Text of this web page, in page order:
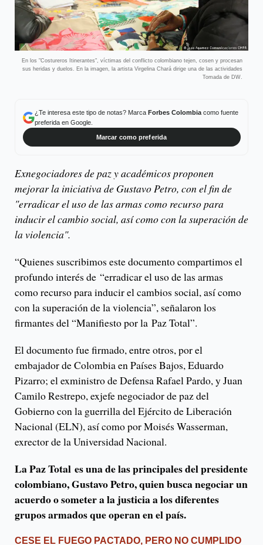
En los "Costureros Itinerantes", víctimas del conflicto colombiano tejen, cosen y procesan
sus heridas y duelos. En la imagen, la artista Virgelina Chará dirige una de las actividades
Tomada de DW.
¿Te interesa este tipo de notas? Marca Forbes Colombiacomo fuente
preferida en Google.
Marcar como preferida
Exnegociadores de paz y académicos proponen
mejorar la iniciativa de Gustavo Petro, con el fin de
"erradicar el uso de las armas como recurso para
inducir el cambio social, así como con la superación de
la violencia".
“Quienes suscribimos este documento compartimos el
profundo interés de “erradicar el uso de las armas
como recurso para inducir el cambios social, así como
con la superación de la violencia”, señalaron los
firmantes del “Manifiesto por la Paz Total”.
El documento fue firmado, entre otros, por el
embajador de Colombia en Países Bajos, Eduardo
Pizarro; el exministro de Defensa Rafael Pardo, y Juan
Camilo Restrepo, exjefe negociador de paz del
Gobierno con la guerrilla del Ejército de Liberación
Nacional (ELN), así como por Moisés Wasserman,
exrector de la Universidad Nacional.
La Paz Total es una de las principales del presidente
colombiano, Gustavo Petro, quien busca negociar un
acuerdo o someter a la justicia a los diferentes
grupos armados que operan en el país.
CESE EL FUEGO PACTADO, PERO NO CUMPLIDO